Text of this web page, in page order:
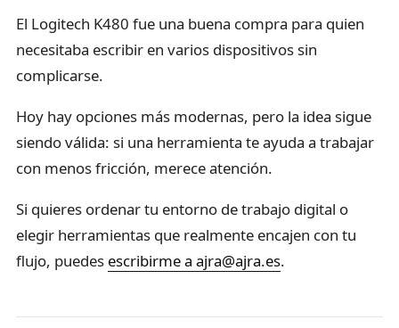
El Logitech K480 fue una buena compra para quien
necesitaba escribir en varios dispositivos sin
complicarse.
Hoy hay opciones más modernas, pero la idea sigue
siendo válida: si una herramienta te ayuda a trabajar
con menos fricción, merece atención.
Si quieres ordenar tu entorno de trabajo digital o
elegir herramientas que realmente encajen con tu
flujo, puedes escribirme a ajra@ajra.es.